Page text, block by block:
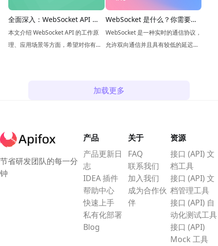
全面深入：WebSocket API 的
详细解析
本文介绍 WebSocket API 的工作原
理、应用场景等方面，希望对你有所
WebSocket 是什么？你需要知
道的一切
WebSocket 是一种实时的通信协议，
允许双向通信并且具有较低的延迟。
加载更多
节省研发团队的每一分
钟
产品
产品更新日
志
IDEA 插件
帮助中心
快速上手
私有化部署
Blog
关于
FAQ
联系我们
加入我们
成为合作伙
伴
资源
接口 (API) 文
档工具
接口 (API) 文
档管理工具
接口 (API) 自
动化测试工具
接口 (API)
Mock 工具